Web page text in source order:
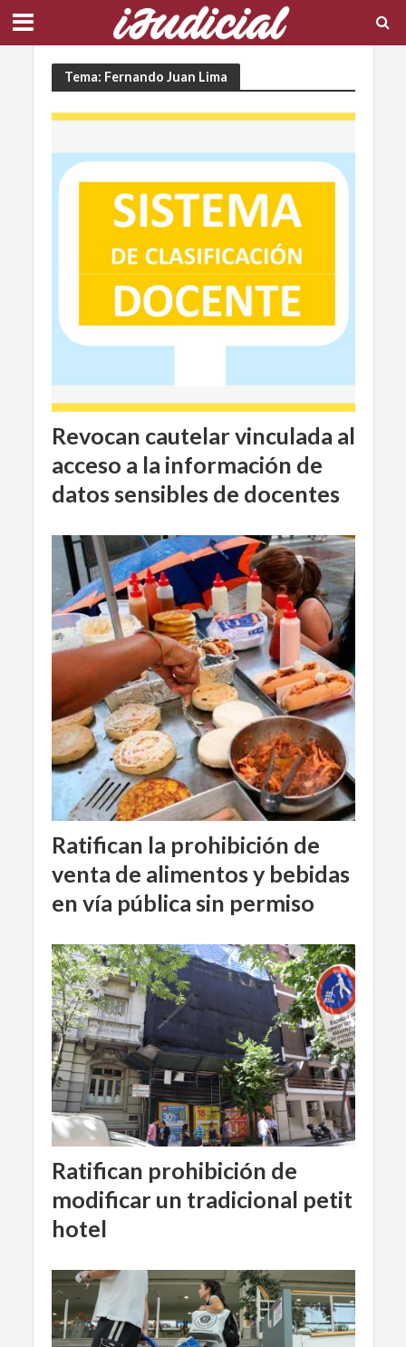
Tema: Fernando Juan Lima
Revocan cautelar vinculada al
acceso a la información de
datos sensibles de docentes
Ratifican la prohibición de
venta de alimentos y bebidas
en vía pública sin permiso
Ratifican prohibición de
modificar un tradicional petit
hotel